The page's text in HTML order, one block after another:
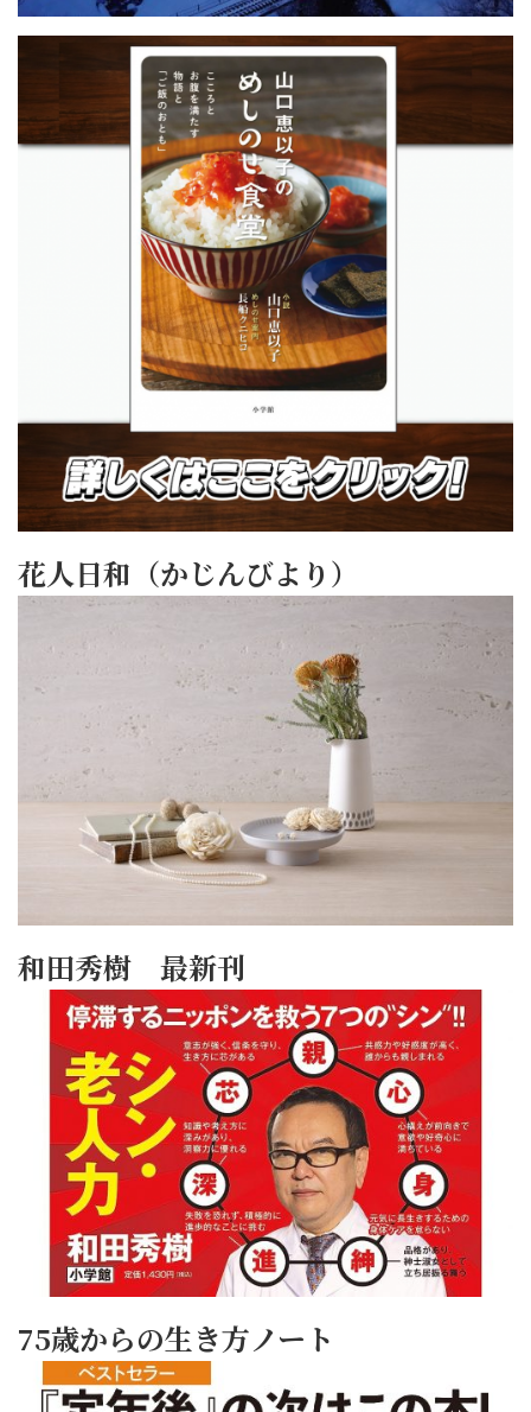
花人日和（かじんびより）
和田秀樹 最新刊
75歳からの生き方ノート